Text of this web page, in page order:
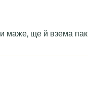
маже, ще й взема пак